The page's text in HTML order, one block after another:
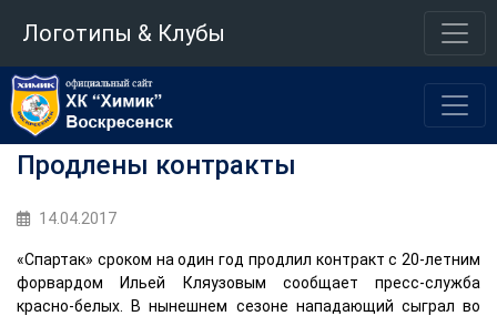
Логотипы & Клубы
Продлены контракты
14.04.2017
«Спартак» сроком на один год продлил контракт с 20-летним
форвардом Ильей Кляузовым сообщает пресс-служба
красно-белых. В нынешнем сезоне нападающий сыграл во